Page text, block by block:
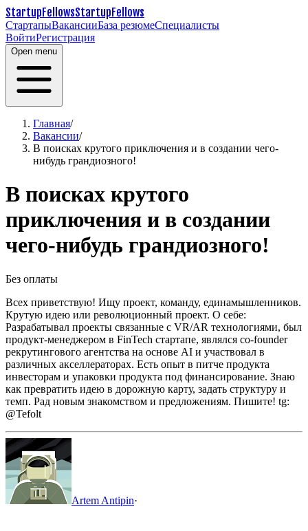
StartupFellowsStartupFellows
СтартапыВакансииБаза резюмеСпециалисты
ВойтиРегистрация
Open menu
Главная/
Вакансии/
В поисках крутого приключения и в создании чего-
нибудь грандиозного!
В поисках крутого
приключения и в создании
чего-нибудь грандиозного!
Без оплаты
Всех приветствую! Ищу проект, команду, единамышленников.
Крутую идею или революционный проект. О себе:
Разрабатывал проекты связанные с VR/AR технологиями, был
продукт-менеджером в FinTech стартапе, являлся co-founder
рекрутингового агентства на основе AI и участвовал в
различных акселлераторах. Есть опыт в питче продукта
инвесторам и упаковки продукта под финансирование. Знаю
как превратить идею в дорожную карту, задать структуру и
темп. Рад новым знакомством и предложениям. Пишите! tg:
@Tefolt
Artem Antipin·